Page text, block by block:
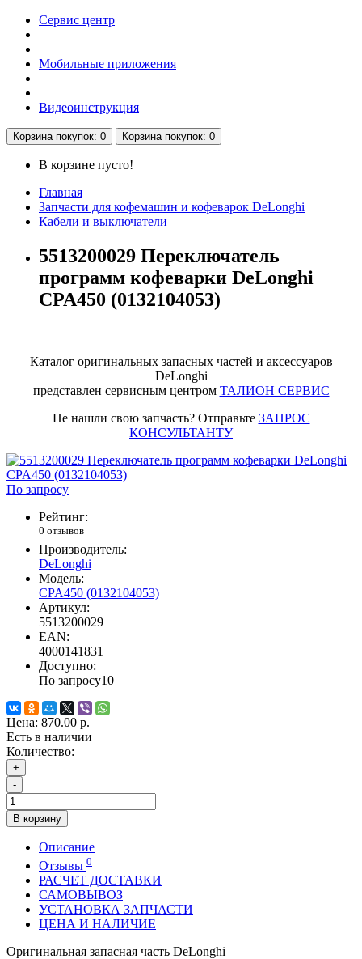
Сервис центр
Мобильные приложения
Видеоинструкция
Корзинапокупок: 0 Корзинапокупок: 0
В корзине пусто!
Главная
Запчасти для кофемашин и кофеварок DeLonghi
Кабели и выключатели
5513200029 Переключатель
программ кофеварки DeLonghi
CPA450 (0132104053)
Каталог оригинальных запасных частей и аксессуаров
DeLonghi
представлен сервисным центром ТАЛИОН СЕРВИС
Не нашли свою запчасть? Отправьте ЗАПРОС
КОНСУЛЬТАНТУ
По запросу
Рейтинг:
0 отзывов
Производитель:
DeLonghi
Модель:
CPA450 (0132104053)
Артикул:
5513200029
EAN:
4000141831
Доступно:
По запросу10
Цена: 870.00 р.
Есть в наличии
Количество:
+
-
В корзину
Описание
Отзывы 0
РАСЧЕТ ДОСТАВКИ
САМОВЫВОЗ
УСТАНОВКА ЗАПЧАСТИ
ЦЕНА И НАЛИЧИЕ
Оригинальная запасная часть DeLonghi